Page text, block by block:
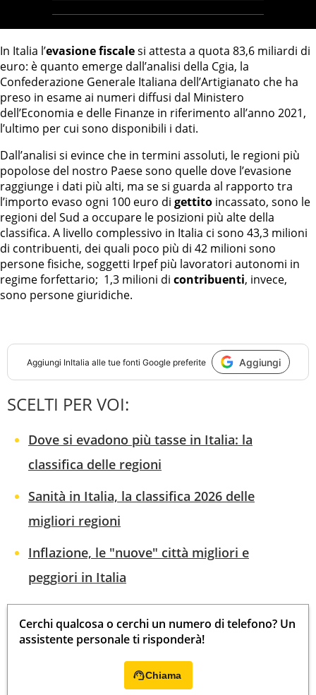
In Italia l’evasione fiscalesi attesta a quota 83,6 miliardi di
euro: è quanto emerge dall’analisi della Cgia, la
Confederazione Generale Italiana dell’Artigianato che ha
preso in esame ai numeri diffusi dal Ministero
dell’Economia e delle Finanze in riferimento all’anno 2021,
l’ultimo per cui sono disponibili i dati.
Dall’analisi si evince che in termini assoluti, le regioni più
popolose del nostro Paese sono quelle dove l’evasione
raggiunge i dati più alti, ma se si guarda al rapporto tra
l’importo evaso ogni 100 euro di gettito incassato, sono le
regioni del Sud a occupare le posizioni più alte della
classifica. A livello complessivo in Italia ci sono 43,3 milioni
di contribuenti, dei quali poco più di 42 milioni sono
persone fisiche, soggetti Irpef più lavoratori autonomi in
regime forfettario; 1,3 milioni di contribuenti, invece,
sono persone giuridiche.
Aggiungi InItalia alle tue fonti Google preferite Aggiungi
SCELTI PER VOI:
Dove si evadono più tasse in Italia: la
classifica delle regioni
Sanità in Italia, la classifica 2026 delle
migliori regioni
Inflazione, le "nuove" città migliori e
peggiori in Italia
Cerchi qualcosa o cerchi un numero di telefono? Un
assistente personale ti risponderà!
Chiama